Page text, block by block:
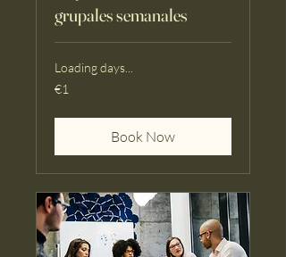
grupales semanales
Loading days...
1
euro
€1
Book Now